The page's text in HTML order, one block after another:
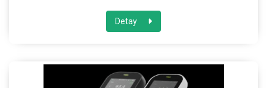
Detay